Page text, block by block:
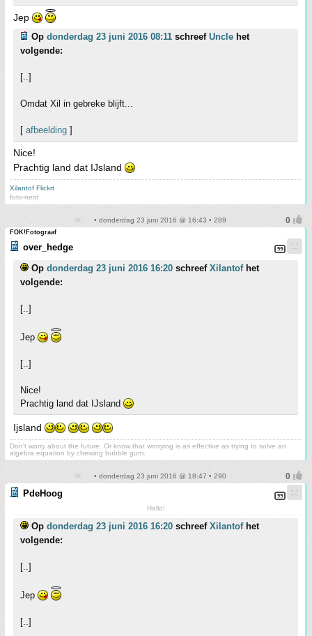
Jep
Op donderdag 23 juni 2016 08:11 schreef Uncle het
volgende:
[..]
Omdat Xil in gebreke blijft...
[ afbeelding ]
Nice!
Prachtig land dat IJsland
Xilantof Flickrt
foto-nerd
• donderdag 23 juni 2016 @ 16:43 • 289
FOK!Fotograaf
over_hedge
Op donderdag 23 juni 2016 16:20 schreef Xilantofhet
volgende:
[..]
Jep
[..]
Nice!
Prachtig land dat IJsland
Ijsland
Don't worry about the future. Or know that worrying is as effective as trying to solve an
algebra equation by chewing bubble gum.
• donderdag 23 juni 2016 @ 18:47 • 290
PdeHoog
Hallo!
Op donderdag 23 juni 2016 16:20 schreef Xilantofhet
volgende:
[..]
Jep
[..]